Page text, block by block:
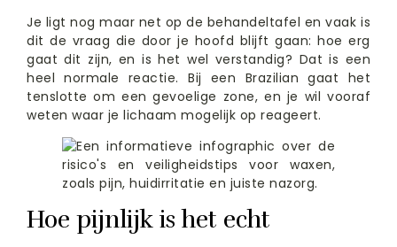
Je ligt nog maar net op de behandeltafel en vaak is
dit de vraag die door je hoofd blijft gaan: hoe erg
gaat dit zijn, en is het wel verstandig? Dat is een
heel normale reactie. Bij een Brazilian gaat het
tenslotte om een gevoelige zone, en je wil vooraf
weten waar je lichaam mogelijk op reageert.
Hoe pijnlijk is het echt